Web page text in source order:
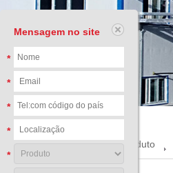
Produto
Mensagem no site
*
*
*
*
*